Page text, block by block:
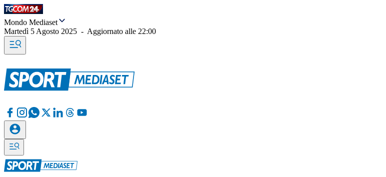
Mondo Mediaset
Martedì 5 Agosto 2025 - Aggiornato alle 22:00